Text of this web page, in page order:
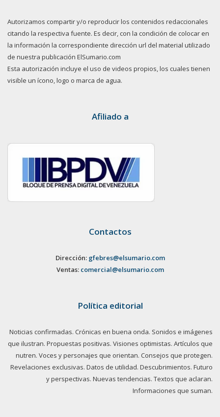
Autorizamos compartir y/o reproducir los contenidos redaccionales
citando la respectiva fuente. Es decir, con la condición de colocar en
la información la correspondiente dirección url del material utilizado
de nuestra publicación ElSumario.com
Esta autorización incluye el uso de videos propios, los cuales tienen
visible un ícono, logo o marca de agua.
Afiliado a
Contactos
Dirección: gfebres@elsumario.com
Ventas: comercial@elsumario.com
Política editorial
Noticias confirmadas. Crónicas en buena onda. Sonidos e imágenes
que ilustran. Propuestas positivas. Visiones optimistas. Artículos que
nutren. Voces y personajes que orientan. Consejos que protegen.
Revelaciones exclusivas. Datos de utilidad. Descubrimientos. Futuro
y perspectivas. Nuevas tendencias. Textos que aclaran.
Informaciones que suman.